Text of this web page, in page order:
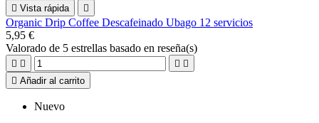
 Vista rápida 
Organic Drip Coffee Descafeinado Ubago 12 servicios
5,95 €
Valorado de 5 estrellas basado en reseña(s)
   
 Añadir al carrito
Nuevo